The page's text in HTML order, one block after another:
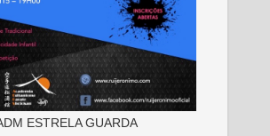
ESTRELA GUARDA